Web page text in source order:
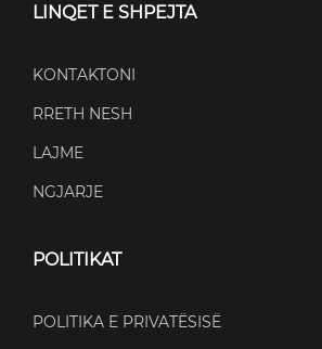
LINQET E SHPEJTA
KONTAKTONI
RRETH NESH
LAJME
NGJARJE
POLITIKAT
POLITIKA E PRIVATËSISË